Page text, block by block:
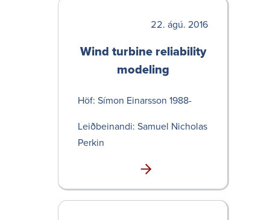
ágú. 2016
Wind turbine relia­bility
modeling
Höf: Símon Einarsson 1988-
Leið­bein­andi: Samuel Nicholas
Perkin